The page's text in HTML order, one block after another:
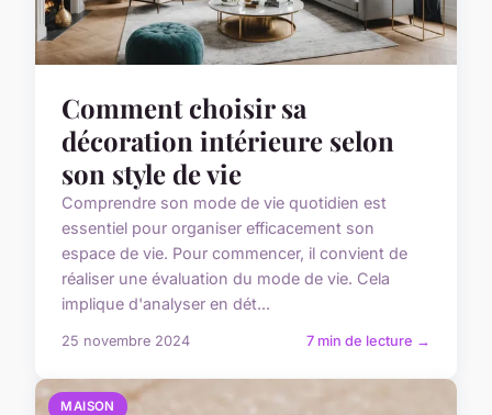
Comment choisir sa
décoration intérieure selon
son style de vie
Comprendre son mode de vie quotidien est
essentiel pour organiser efficacement son
espace de vie. Pour commencer, il convient de
réaliser une évaluation du mode de vie. Cela
implique d'analyser en dét...
25 novembre 2024 7 min de lecture →
MAISON